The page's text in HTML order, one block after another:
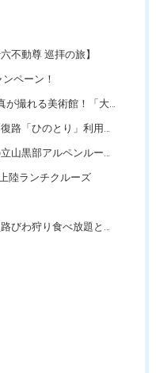
不動尊 巡拝の旅】
ペーン！
術館！「大塚国際美術館」
ひのとり」利用ツアー
部アルペンルートツアー
陸ランチクルーズ
王侯貴族のバラ園」須磨離宮公園